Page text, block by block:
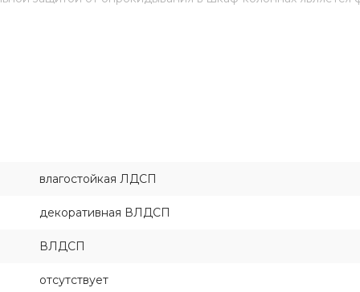
влагостойкая ЛДСП
декоративная ВЛДСП
ВЛДСП
отсутствует